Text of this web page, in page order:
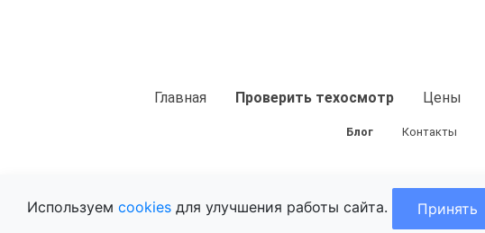
Главная Проверить техосмотр Цены
Блог Контакты
Используем cookies для улучшения работы сайта. Принять